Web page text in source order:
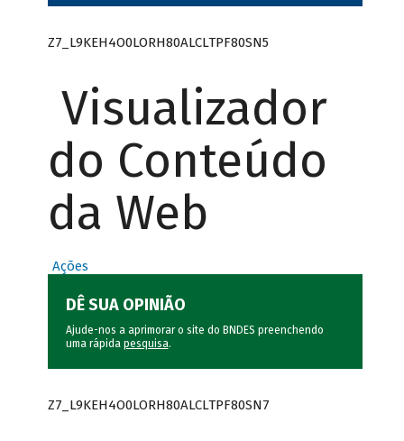
Z7_L9KEH4O0LORH80ALCLTPF80SN5
Visualizador
do Conteúdo
da Web
Ações
DÊ SUA OPINIÃO
Ajude-nos a aprimorar o site do BNDES preenchendo
uma rápida pesquisa.
Z7_L9KEH4O0LORH80ALCLTPF80SN7